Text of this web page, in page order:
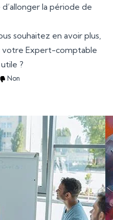
la période de
souhaitez en avoir plus,
votre Expert-comptable
?
Non